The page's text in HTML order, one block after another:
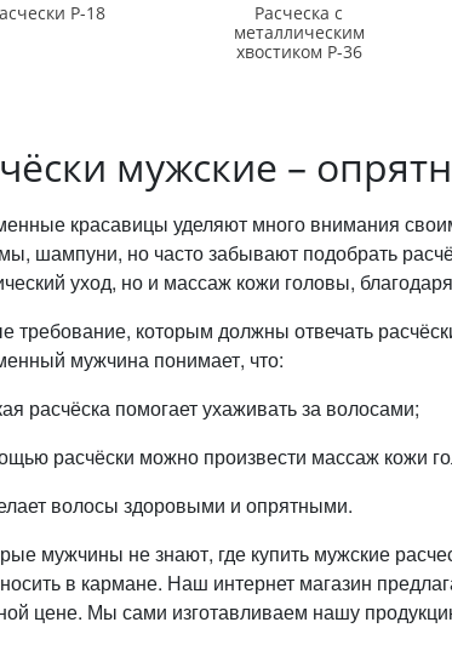
Р-18
Расческа с
металлическим
хвостиком Р-36
мужские –
красавицы уделяют много внимания
шампуни, но часто забывают подобрать
уход, но и массаж кожи головы,
требование, которым должны отвечать
мужчина понимает, что:
расчёска помогает ухаживать за волосами;
расчёски можно произвести массаж кожи
волосы здоровыми и опрятными.
мужчины не знают, где купить мужские
в кармане. Наш интернет магазин
цене. Мы сами изготавливаем нашу